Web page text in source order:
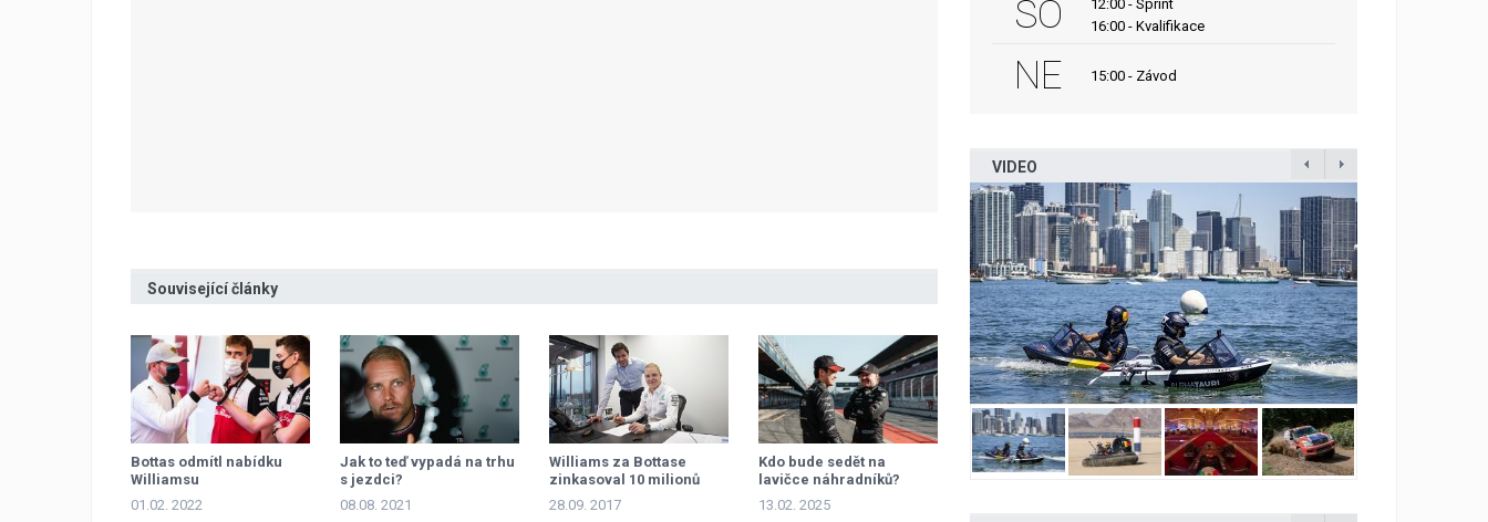
Související články
Bottas odmítl nabídku
Williamsu
01.02. 2022
Jak to teď vypadá na trhu
s jezdci?
08.08. 2021
Williams za Bottase
zinkasoval 10 milionů
liber
28.09. 2017
Kdo bude sedět na
lavičce náhradníků?
13.02. 2025
SO
12:00 - Sprint
16:00 - Kvalifikace
NE 15:00 - Závod
VIDEO